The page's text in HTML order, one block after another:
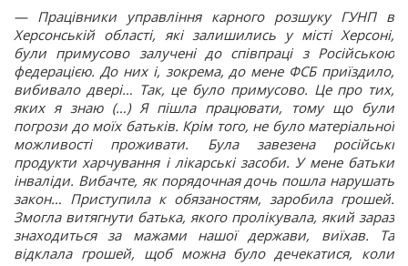
— Працівники управління карного розшуку ГУНП в
Херсонській області, які залишились у місті Херсоні,
були примусово залучені до співпраці з Російською
федерацією. До них і, зокрема, до мене ФСБ приїздило,
вибивало двері… Так, це було примусово. Це про тих,
яких я знаю (…) Я пішла працювати, тому що були
погрози до моїх батьків. Крім того, не було матеріальної
можливості проживати. Була завезена російські
продукти харчування і лікарські засоби. У мене батьки
інваліди. Вибачте, як порядочная дочь пошла нарушать
закон… Приступила к обязаностям, заробила грошей.
Змогла витягнути батька, якого пролікувала, який зараз
знаходиться за мажами нашої держави, виїхав. Та
відклала грошей, щоб можна було дечекатися, коли